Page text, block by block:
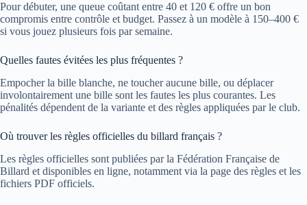
Pour débuter, une queue coûtant entre 40 et 120 € offre un bon
compromis entre contrôle et budget. Passez à un modèle à 150–400 €
si vous jouez plusieurs fois par semaine.
Quelles fautes évitées les plus fréquentes ?
Empocher la bille blanche, ne toucher aucune bille, ou déplacer
involontairement une bille sont les fautes les plus courantes. Les
pénalités dépendent de la variante et des règles appliquées par le club.
Où trouver les règles officielles du billard français ?
Les règles officielles sont publiées par la Fédération Française de
Billard et disponibles en ligne, notamment via la page des règles et les
fichiers PDF officiels.